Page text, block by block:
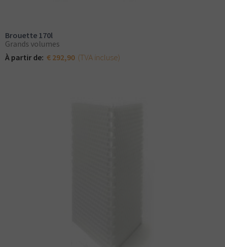
Brouette 170l
Grands volumes
À partir de: € 292,90 (TVA incluse)